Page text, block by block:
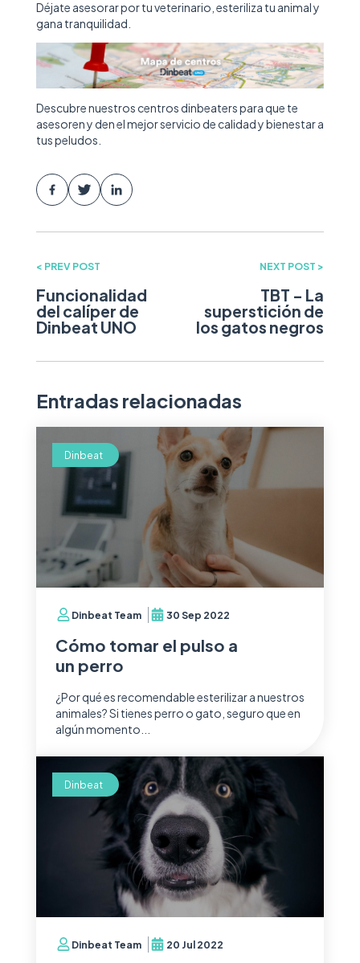
Déjate asesorar por tu veterinario, esteriliza tu animal y
gana tranquilidad.
Descubre nuestros centros dinbeaters para que te
asesoren y den el mejor servicio de calidad y bienestar a
tus peludos.
< PREV POST
Funcionalidad
del calíper de
Dinbeat UNO
NEXT POST >
TBT – La
superstición de
los gatos negros
Entradas relacionadas
Dinbeat Team 30 Sep 2022
Cómo tomar el pulso a
un perro
¿Por qué es recomendable esterilizar a nuestros
animales? Si tienes perro o gato, seguro que en
algún momento...
Dinbeat
Dinbeat Team 20 Jul 2022
Dinbeat